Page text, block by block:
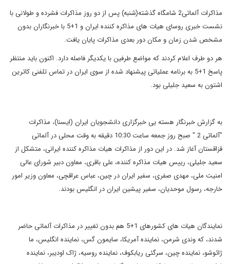
مذاکرات آلماتی2 شامگاه گذشته(شنبه) پس از دو روز مذاکرات فشرده و طولانی با
نشست خبری روسای هیات های مذاکره کننده ایران و 1+5 با خبرنگاران بدون
مشخص شدن زمان و مکان دور بعدی مذاکرات پایان یافت.
هر دو طرف اعلام کردند که مواضع طرفین با یکدیگر فاصله دارد. اکنون باید منتظر
پاسخ 1+5 به برنامه عملیاتی پیشنهاد شده از سوی ایران در تماس تلفنی کاترین
اشتون به سعید جلیلی بود.
به گزارش خبرنگار هسته یی خبرگزاری دانشجویان ایران (ایسنا)، مذاکرات
"آلماتی 2 " صبح روز جمعه ساعت 10:30 دقیقه به وقت محلی در آلماتی
قزاقستان آغاز شد. در این دور از مذاکرات هیات مذاکره کننده ایرانی، متشکل از
سعید جلیلی، رییس هیات مذاکره کننده، علی باقری، معاون دبیر شورای عالی
امنیت ملی، مهدی صفری، سفیر ایران در چین، عباس عراقچی، معاون وزیر امور
خارجه، رسول موحدیان، سفیر پیشین ایران در انگلیس بودند.
نمایندگان هیات های کشورهای 1+5 هم بدون تغییر در مذاکرات آلماتی حاضر
شدند، که وندی شرمن، نماینده آمریکا، سایمون گس، نماینده انگلیس، ما
ژائوشو، نماینده چین، سرگئی ریابکوف، نماینده روسیه، ژاک اودیبر، نماینده